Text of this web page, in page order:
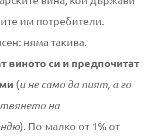
им потребители.
няма такива.
виното си и предпочитат
(и не само да пият, а го
на
). По-малко от 1% от